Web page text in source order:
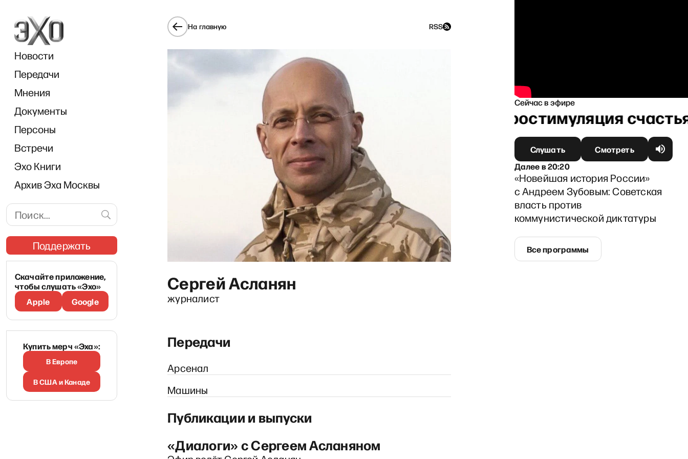
Новости
Передачи
Мнения
Документы
Персоны
Встречи
Эхо Книги
Архив Эха Москвы
Поддержать
Скачайте приложение,
чтобы слушать «Эхо»
Apple
Google
Купить мерч «Эха»:
В Европе
В США и Канаде
На главную RSS
Сергей Асланян
журналист
Передачи
Арсенал
Машины
Публикации и выпуски
«Диалоги» с Сергеем Асланяном
Сейчас в эфире
«Академгородок НеМосквы»: Нейростимуляция
Слушать
Смотреть
Далеев20:20
«Новейшая история России»
с Андреем Зубовым: Советская
власть против
коммунистической диктатуры
Все программы